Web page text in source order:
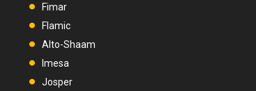
Fimar
Flamic
Alto-Shaam
Imesa
Josper